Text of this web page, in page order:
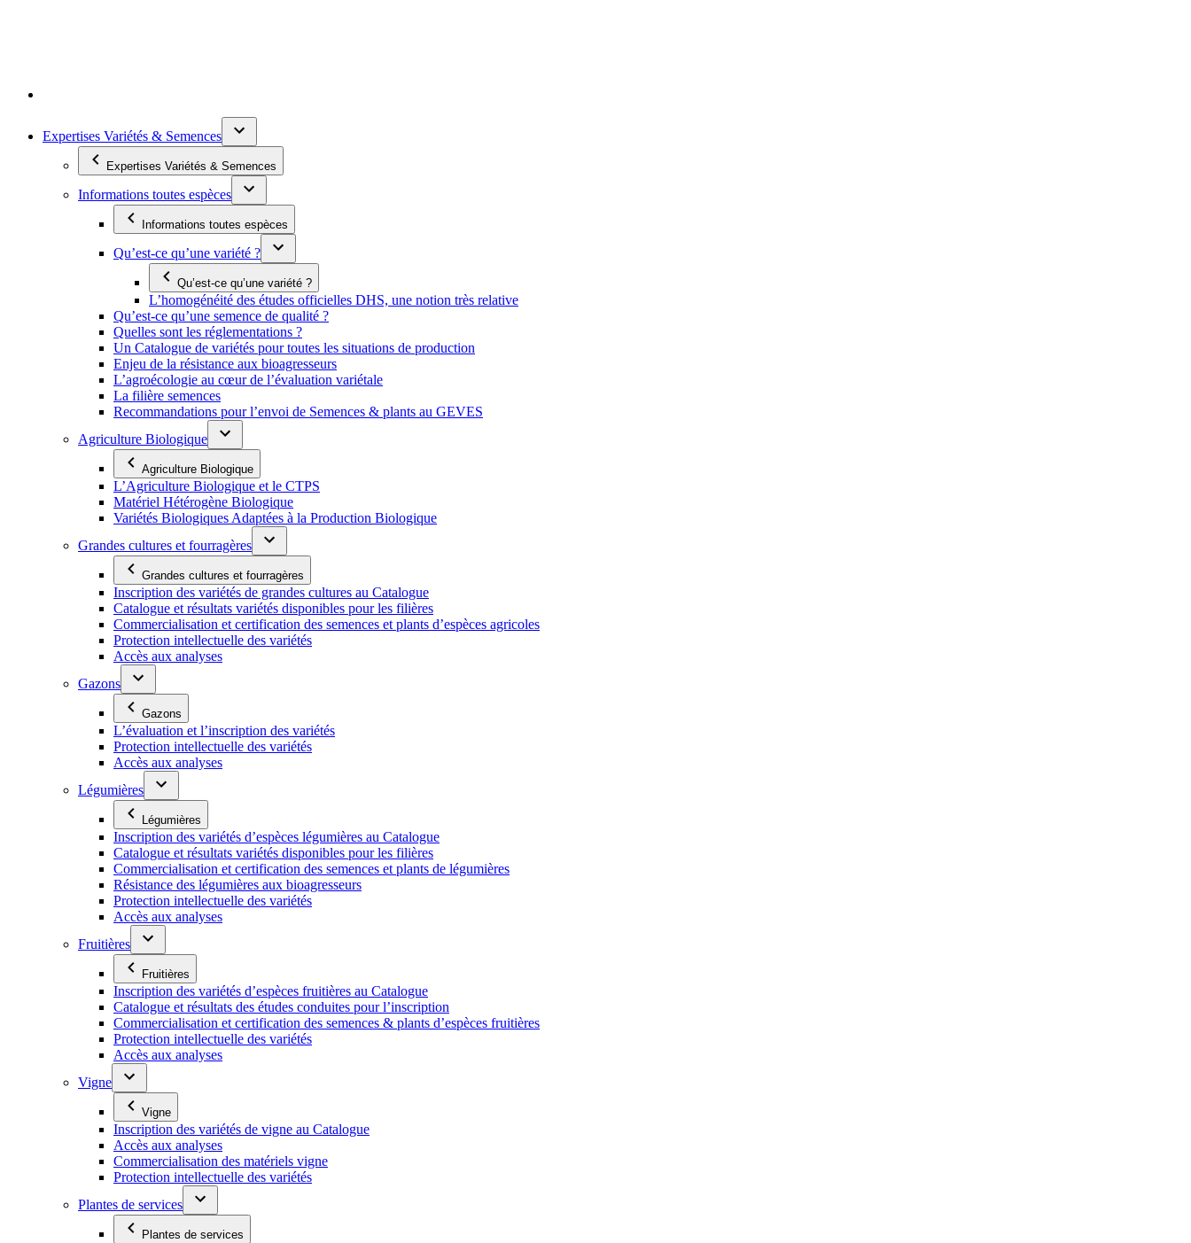
Expertises Variétés & Semences
Expertises Variétés & Semences
Informations toutes espèces
Informations toutes espèces
Qu’est-ce qu’une variété ?
Qu’est-ce qu’une variété ?
L’homogénéité des études officielles DHS, une notion très relative
Qu’est-ce qu’une semence de qualité ?
Quelles sont les réglementations ?
Un Catalogue de variétés pour toutes les situations de production
Enjeu de la résistance aux bioagresseurs
L’agroécologie au cœur de l’évaluation variétale
La filière semences
Recommandations pour l’envoi de Semences & plants au GEVES
Agriculture Biologique
Agriculture Biologique
L’Agriculture Biologique et le CTPS
Matériel Hétérogène Biologique
Variétés Biologiques Adaptées à la Production Biologique
Grandes cultures et fourragères
Grandes cultures et fourragères
Inscription des variétés de grandes cultures au Catalogue
Catalogue et résultats variétés disponibles pour les filières
Commercialisation et certification des semences et plants d’espèces agricoles
Protection intellectuelle des variétés
Accès aux analyses
Gazons
Gazons
L’évaluation et l’inscription des variétés
Protection intellectuelle des variétés
Accès aux analyses
Légumières
Légumières
Inscription des variétés d’espèces légumières au Catalogue
Catalogue et résultats variétés disponibles pour les filières
Commercialisation et certification des semences et plants de légumières
Résistance des légumières aux bioagresseurs
Protection intellectuelle des variétés
Accès aux analyses
Fruitières
Fruitières
Inscription des variétés d’espèces fruitières au Catalogue
Catalogue et résultats des études conduites pour l’inscription
Commercialisation et certification des semences & plants d’espèces fruitières
Protection intellectuelle des variétés
Accès aux analyses
Vigne
Vigne
Inscription des variétés de vigne au Catalogue
Accès aux analyses
Commercialisation des matériels vigne
Protection intellectuelle des variétés
Plantes de services
Plantes de services